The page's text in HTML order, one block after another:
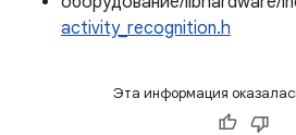
activity_recognition.h
Эта информация